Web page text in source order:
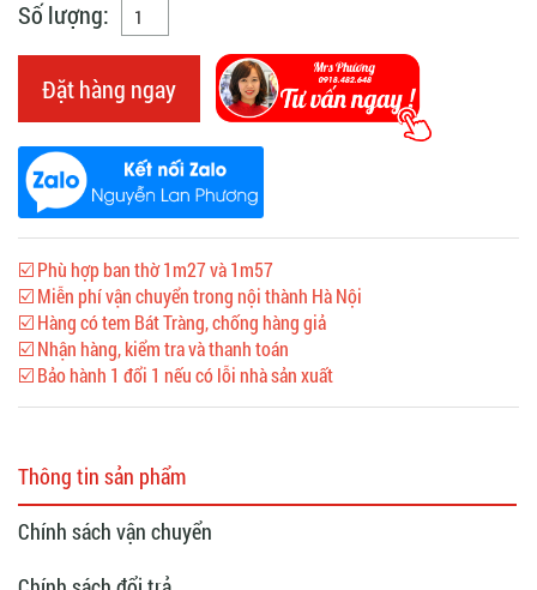
Số lượng:
Đặt hàng ngay
☑️ Phù hợp ban thờ 1m27 và 1m57
☑️ Miễn phí vận chuyển trong nội thành Hà Nội
☑️ Hàng có tem Bát Tràng, chống hàng giả
☑️ Nhận hàng, kiểm tra và thanh toán
☑️ Bảo hành 1 đổi 1 nếu có lỗi nhà sản xuất
Thông tin sản phẩm
Chính sách vận chuyển